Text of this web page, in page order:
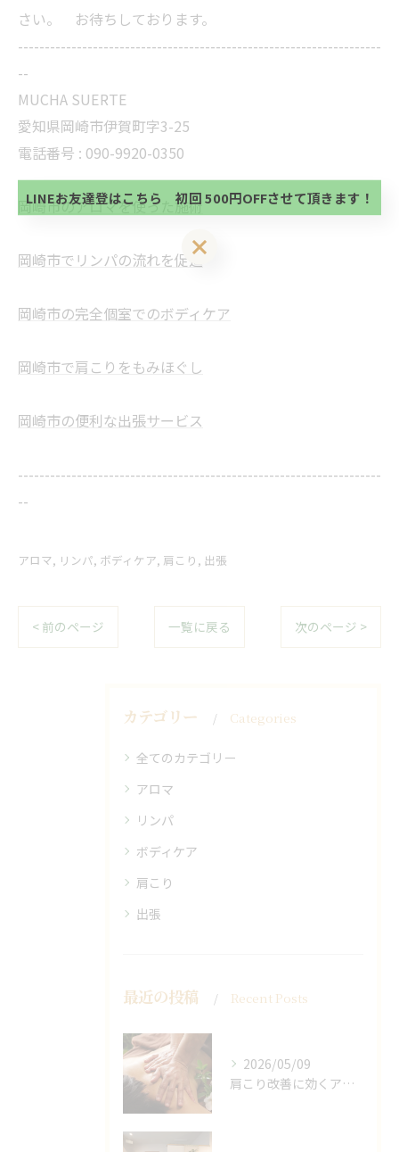
さい。 お待ちしております。
--------------------------------------------------------------------
--
MUCHA SUERTE
愛知県岡崎市伊賀町字3-25
電話番号 : 090-9920-0350
岡崎市のアロマを使った施術
岡崎市でリンパの流れを促進
岡崎市の完全個室でのボディケア
岡崎市で肩こりをもみほぐし
岡崎市の便利な出張サービス
--------------------------------------------------------------------
--
アロマ リンパ ボディケア 肩こり 出張
< 前のページ 一覧に戻る 次のページ >
カテゴリー Categories
全てのカテゴリー
アロマ
リンパ
ボディケア
肩こり
出張
最近の投稿 Recent Posts
2026/05/09
肩こり改善に効くアロマリンパの手技と効果
当サロンの公式LINE@にお友達登録頂いたお客様は
初回 500円OFFさせて頂きます。 既に 追加済の
方、不必要な方 お手数ですが、✖印でお閉じ下さ
い。
LINEお友達登はこちら 初回 500円OFFさせて頂きます！
初回 500円OFFさせて頂きます。 既に 追加済の
方、不必要な方 お手数ですが、✖印でお閉じ下さ
い。
LINEお友達登はこちら 初回 500円OFFさせて頂きます！